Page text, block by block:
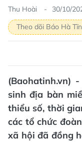
Thu Hoài
30/10/
Theo dõi Báo Hà
(Baohatinh.vn)
sinh địa bàn
thiểu số, thời
các tổ chức
xã hội đã đồng